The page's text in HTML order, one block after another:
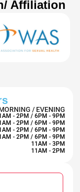
Affiliation
/ EVENING
- 2PM / 6PM - 9PM
- 2PM / 6PM - 9PM
- 2PM / 6PM - 9PM
- 2PM / 6PM - 9PM
11AM - 3PM
11AM - 2PM